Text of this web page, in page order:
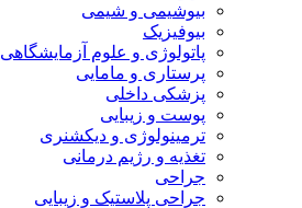
بیوشیمی و شیمی
بیوفیزیک
پاتولوژی و علوم آزمایشگاهی
پرستاری و مامایی
پزشکی داخلی
پوست و زیبایی
ترمینولوژی و دیکشنری
تغذیه و رژیم درمانی
جراحی
جراحی پلاستیک و زیبایی